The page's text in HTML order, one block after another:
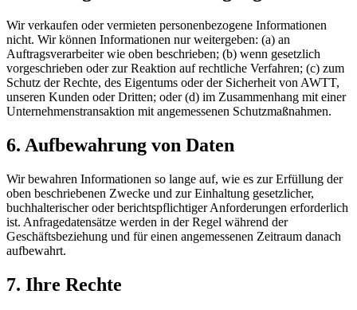
Wir verkaufen oder vermieten personenbezogene Informationen
nicht. Wir können Informationen nur weitergeben: (a) an
Auftragsverarbeiter wie oben beschrieben; (b) wenn gesetzlich
vorgeschrieben oder zur Reaktion auf rechtliche Verfahren; (c) zum
Schutz der Rechte, des Eigentums oder der Sicherheit von AWTT,
unseren Kunden oder Dritten; oder (d) im Zusammenhang mit einer
Unternehmenstransaktion mit angemessenen Schutzmaßnahmen.
6. Aufbewahrung von Daten
Wir bewahren Informationen so lange auf, wie es zur Erfüllung der
oben beschriebenen Zwecke und zur Einhaltung gesetzlicher,
buchhalterischer oder berichtspflichtiger Anforderungen erforderlich
ist. Anfragedatensätze werden in der Regel während der
Geschäftsbeziehung und für einen angemessenen Zeitraum danach
aufbewahrt.
7. Ihre Rechte